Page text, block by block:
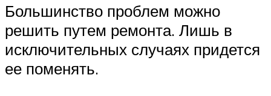
Большинство проблем можно
решить путем ремонта. Лишь в
исключительных случаях придется
ее поменять.